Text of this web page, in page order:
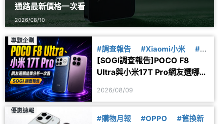
通路最新價格一次看
2026/08/10
專題企劃
#調查報告 #Xiaomi小米
#小
米17T
#POCO #F8
[SOGI調查報告]POCO F8
Ultra與小米17T Pro網友選哪
2026/08/09
優惠速報
#購物月報 #OPPO #舊換新